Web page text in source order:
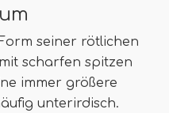
seiner rötlichen
scharfen spitzen
immer größere
unterirdisch.